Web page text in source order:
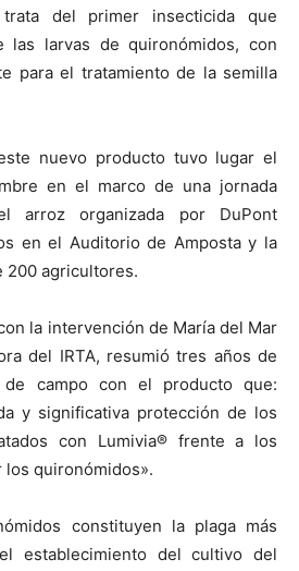
trata del primer insecticida que
las larvas de quironómidos, con
para el tratamiento de la semilla
nuevo producto tuvo lugar el
en el marco de una jornada
arroz organizada por DuPont
en el Auditorio de Amposta y la
200 agricultores.
la intervención de María del Mar
del IRTA, resumió tres años de
campo con el producto que:
y significativa protección de los
con Lumivia® frente a los
quironómidos».
constituyen la plaga más
establecimiento del cultivo del